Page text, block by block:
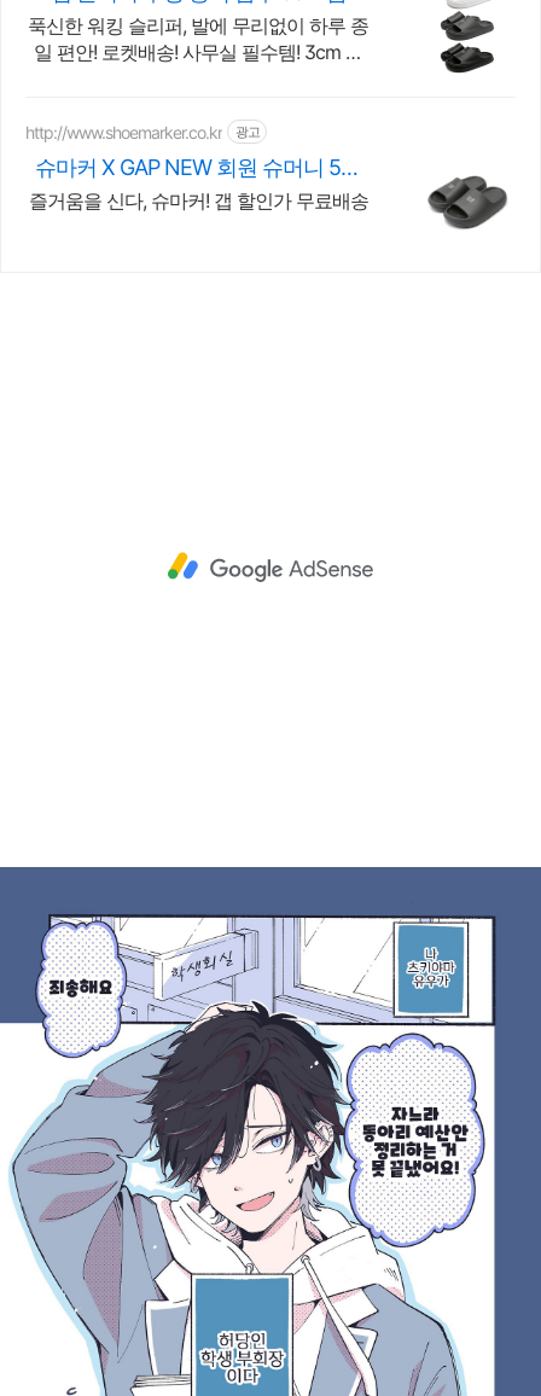
푹신한 워킹 슬리퍼, 발에 무리없이 하루 종
일 편안! 로켓배송! 사무실 필수템! 3cm 굽
http://www.shoemarker.co.kr 광고
슈마커 X GAP NEW 회원 슈머니 5만
원
즐거움을 신다, 슈마커! 갭 할인가 무료배송